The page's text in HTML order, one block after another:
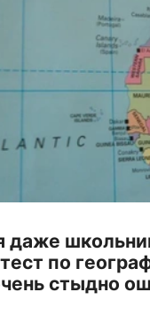
даже
по
стыдно